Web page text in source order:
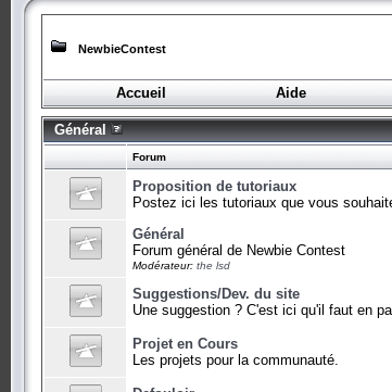
NewbieContest
Accueil
Aide
Général
Forum
Proposition de tutoriaux
Postez ici les tutoriaux que vous
Général
Forum général de Newbie Contest
Modérateur: the lsd
Suggestions/Dev. du site
Une suggestion ? C'est ici qu'il faut en
Projet en Cours
Les projets pour la communauté.